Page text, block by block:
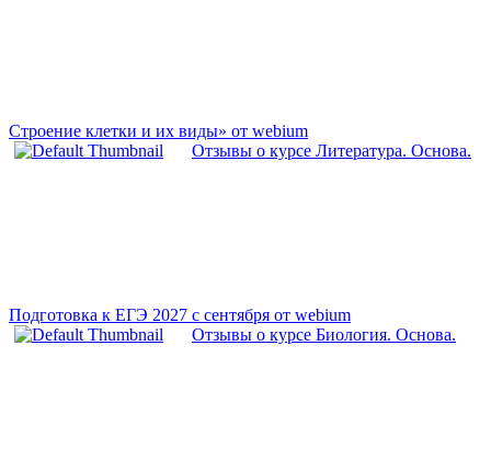
Строение клетки и их виды» от webium
Отзывы о курсе Литература. Основа.
Подготовка к ЕГЭ 2027 с сентября от webium
Отзывы о курсе Биология. Основа.